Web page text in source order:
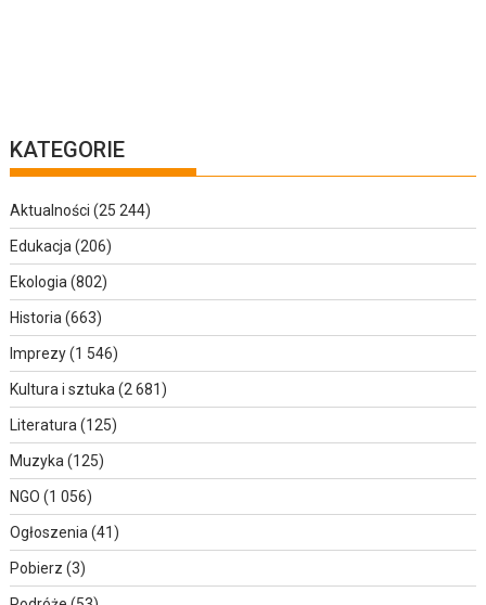
KATEGORIE
Aktualności (25 244)
Edukacja (206)
Ekologia (802)
Historia (663)
Imprezy(1 546)
Kultura i sztuka (2 681)
Literatura (125)
Muzyka (125)
NGO (1 056)
Ogłoszenia (41)
Pobierz (3)